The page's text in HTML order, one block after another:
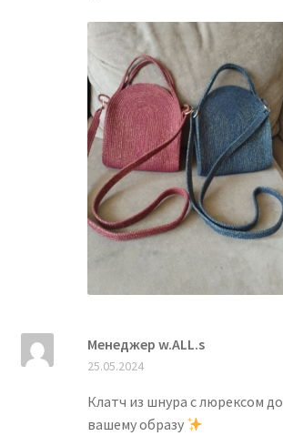
Менеджер w.ALL.s
25.05.2024
Клатч из шнура с люрексом
вашему образу